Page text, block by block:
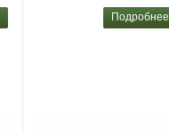
Подробнее